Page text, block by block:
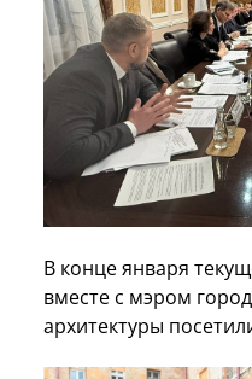
В конце января
вместе с мэром
архитектуры